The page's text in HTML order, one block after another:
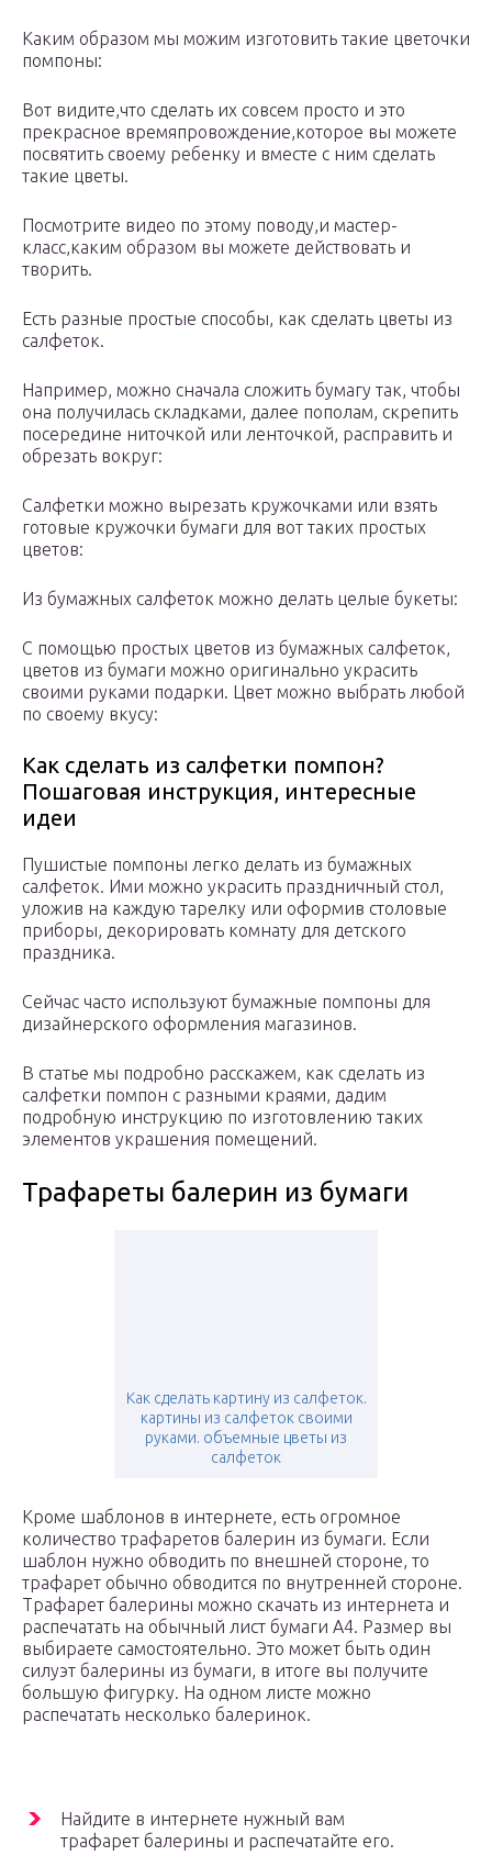
Каким образом мы можим изготовить такие цветочки
помпоны:
Вот видите,что сделать их совсем просто и это
прекрасное времяпровождение,которое вы можете
посвятить своему ребенку и вместе с ним сделать
такие цветы.
Посмотрите видео по этому поводу,и мастер-
класс,каким образом вы можете действовать и
творить.
Есть разные простые способы, как сделать цветы из
салфеток.
Например, можно сначала сложить бумагу так, чтобы
она получилась складками, далее пополам, скрепить
посередине ниточкой или ленточкой, расправить и
обрезать вокруг:
Салфетки можно вырезать кружочками или взять
готовые кружочки бумаги для вот таких простых
цветов:
Из бумажных салфеток можно делать целые букеты:
С помощью простых цветов из бумажных салфеток,
цветов из бумаги можно оригинально украсить
своими руками подарки. Цвет можно выбрать любой
по своему вкусу:
Как сделать из салфетки помпон?
Пошаговая инструкция, интересные
идеи
Пушистые помпоны легко делать из бумажных
салфеток. Ими можно украсить праздничный стол,
уложив на каждую тарелку или оформив столовые
приборы, декорировать комнату для детского
праздника.
Сейчас часто используют бумажные помпоны для
дизайнерского оформления магазинов.
В статье мы подробно расскажем, как сделать из
салфетки помпон с разными краями, дадим
подробную инструкцию по изготовлению таких
элементов украшения помещений.
Трафареты балерин из бумаги
Как сделать картину из салфеток.
картины из салфеток своими
руками. объемные цветы из
салфеток
Кроме шаблонов в интернете, есть огромное
количество трафаретов балерин из бумаги. Если
шаблон нужно обводить по внешней стороне, то
трафарет обычно обводится по внутренней стороне.
Трафарет балерины можно скачать из интернета и
распечатать на обычный лист бумаги А4. Размер вы
выбираете самостоятельно. Это может быть один
силуэт балерины из бумаги, в итоге вы получите
большую фигурку. На одном листе можно
распечатать несколько балеринок.
Найдите в интернете нужный вам
трафарет балерины и распечатайте его.